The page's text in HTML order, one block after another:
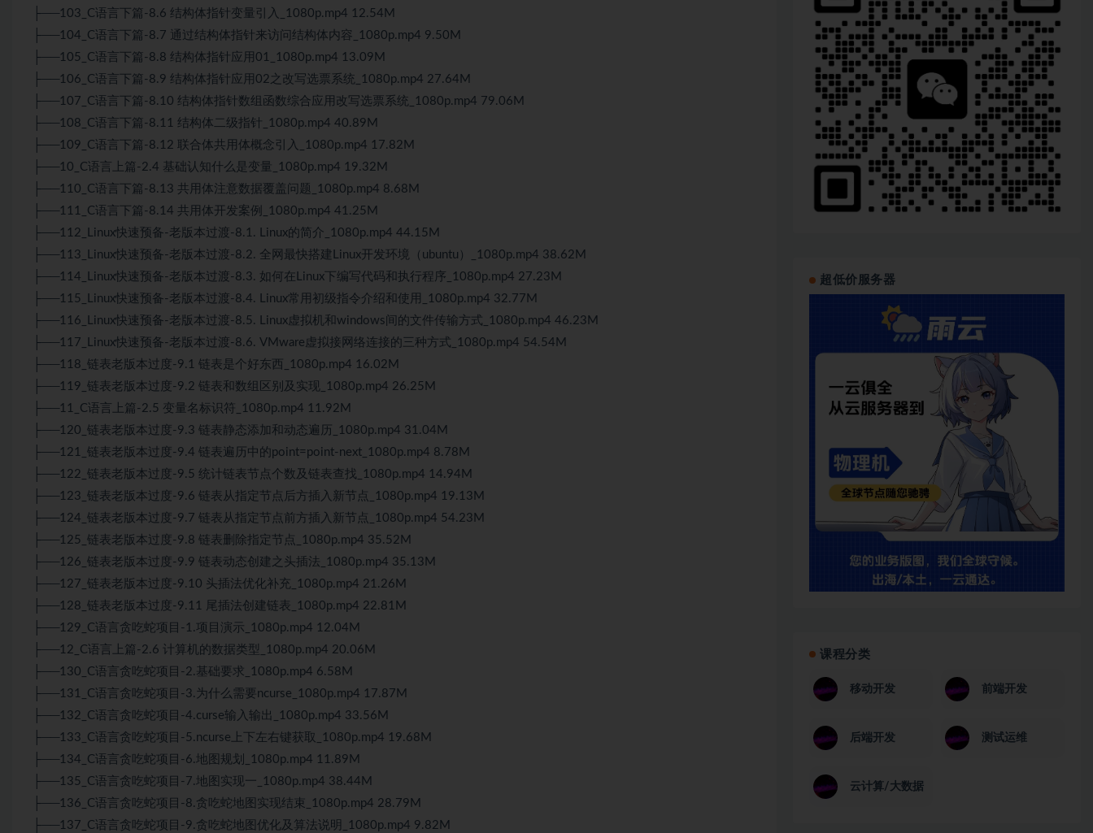
├──103_C语言下篇-8.6 结构体指针变量引入_1080p.mp4 12.54M
├──104_C语言下篇-8.7 通过结构体指针来访问结构体内容_1080p.mp4 9.50M
├──105_C语言下篇-8.8 结构体指针应用01_1080p.mp4 13.09M
├──106_C语言下篇-8.9 结构体指针应用02之改写选票系统_1080p.mp4 27.64M
├──107_C语言下篇-8.10 结构体指针数组函数综合应用改写选票系统_1080p.mp4 79.06M
├──108_C语言下篇-8.11 结构体二级指针_1080p.mp4 40.89M
├──109_C语言下篇-8.12 联合体共用体概念引入_1080p.mp4 17.82M
├──10_C语言上篇-2.4 基础认知什么是变量_1080p.mp4 19.32M
├──110_C语言下篇-8.13 共用体注意数据覆盖问题_1080p.mp4 8.68M
├──111_C语言下篇-8.14 共用体开发案例_1080p.mp4 41.25M
├──112_
Linux快速预备-老版本过渡-8.1. Linux的简介_1080p.mp4 44.15M
├──113_
Linux快速预备-老版本过渡-8.2. 全网最快搭建Linux开发环境（ubuntu）_1080p.mp4 38.62M
├──114_Linux快速预备-老版本过渡-8.3. 如何在Linux下编写代码和执行程序_1080p.mp4 27.23M
├──115_Linux快速预备-老版本过渡-8.4. Linux常用初级指令介绍和使用_1080p.mp4 32.77M
├──116_Linux快速预备-老版本过渡-8.5. Linux虚拟机和windows间的文件传输方式_1080p.mp4 46.23M
├──117_Linux快速预备-老版本过渡-8.6. VMware虚拟接网络连接的三种方式_1080p.mp4 54.54M
├──118_链表老版本过度-9.1 链表是个好东西_1080p.mp4 16.02M
├──119_链表老版本过度-9.2 链表和数组区别及实现_1080p.mp4 26.25M
├──11_C语言上篇-2.5 变量名标识符_1080p.mp4 11.92M
├──120_链表老版本过度-9.3 链表静态添加和动态遍历_1080p.mp4 31.04M
├──121_链表老版本过度-9.4 链表遍历中的point=point-next_1080p.mp4 8.78M
├──122_链表老版本过度-9.5 统计链表节点个数及链表查找_1080p.mp4 14.94M
├──123_链表老版本过度-9.6 链表从指定节点后方插入新节点_1080p.mp4 19.13M
├──124_链表老版本过度-9.7 链表从指定节点前方插入新节点_1080p.mp4 54.23M
├──125_链表老版本过度-9.8 链表删除指定节点_1080p.mp4 35.52M
├──126_链表老版本过度-9.9 链表动态创建之头插法_1080p.mp4 35.13M
├──127_链表老版本过度-9.10 头插法优化补充_1080p.mp4 21.26M
├──128_链表老版本过度-9.11 尾插法创建链表_1080p.mp4 22.81M
├──129_C语言贪吃蛇项目-1.项目演示_1080p.mp4 12.04M
├──12_C语言上篇-2.6 计算机的数据类型_1080p.mp4 20.06M
├──130_C语言贪吃蛇项目-2.基础要求_1080p.mp4 6.58M
├──131_C语言贪吃蛇项目-3.为什么需要ncurse_1080p.mp4 17.87M
├──132_C语言贪吃蛇项目-4.curse输入输出_1080p.mp4 33.56M
├──133_C语言贪吃蛇项目-5.ncurse上下左右键获取_1080p.mp4 19.68M
├──134_C语言贪吃蛇项目-6.地图规划_1080p.mp4 11.89M
├──135_C语言贪吃蛇项目-7.地图实现一_1080p.mp4 38.44M
├──136_C语言贪吃蛇项目-8.贪吃蛇地图实现结束_1080p.mp4 28.79M
├──137_C语言贪吃蛇项目-9.贪吃蛇地图优化及 算法说明_1080p.mp4 9.82M
超低价服务器
课程分类
移动开发 前端开发
后端开发 测试运维
云计算/大数据